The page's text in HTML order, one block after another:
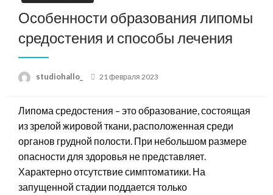
Особенности образования липомы
средостения и способы лечения
studiohallo_
Posted
21 февраля 2023
Липома средостения – это образование, состоящая
из зрелой жировой ткани, расположенная среди
органов грудной полости. При небольшом размере
опасности для здоровья не представляет.
Характерно отсутствие симптоматики. На
запущенной стадии поддается только